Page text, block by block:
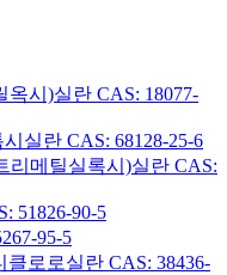
시)실란 CAS: 18077-
실란 CAS: 68128-25-6
리메틸실록시)실란 CAS:
51826-90-5
95-5
로로실란 CAS: 38436-